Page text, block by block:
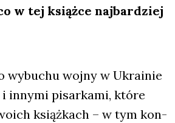
w tej książ­ce naj­bar­dziej
wybu­chu woj­ny w Ukra­inie
i inny­mi pisar­ka­mi, któ­re
książ­kach – w tym kon­